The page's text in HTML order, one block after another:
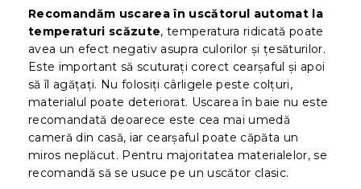
Recomandăm uscarea în uscătorul automat la
temperaturi scăzute, temperatura ridicată poate
avea un efect negativ asupra culorilor și țesăturilor.
Este important să scuturați corect cearșaful și apoi
să îl agățați. Nu folosiți cârligele peste colțuri,
materialul poate deteriorat. Uscarea în baie nu este
recomandată deoarece este cea mai umedă
cameră din casă, iar cearșaful poate căpăta un
miros neplăcut. Pentru majoritatea materialelor, se
recomandă să se usuce pe un uscător clasic.